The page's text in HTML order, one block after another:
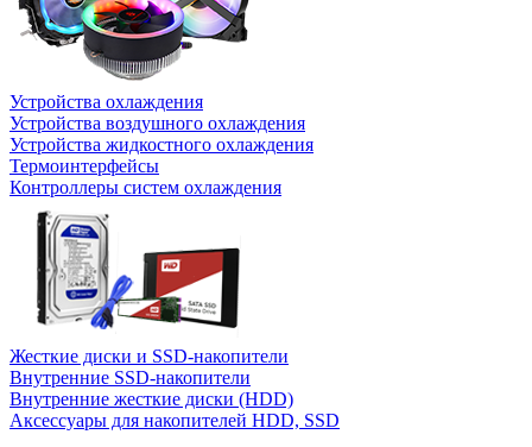
Устройства охлаждения
Устройства воздушного охлаждения
Устройства жидкостного охлаждения
Термоинтерфейсы
Контроллеры систем охлаждения
Жесткие диски и SSD-накопители
Внутренние SSD-накопители
Внутренние жесткие диски (HDD)
Аксессуары для накопителей HDD, SSD